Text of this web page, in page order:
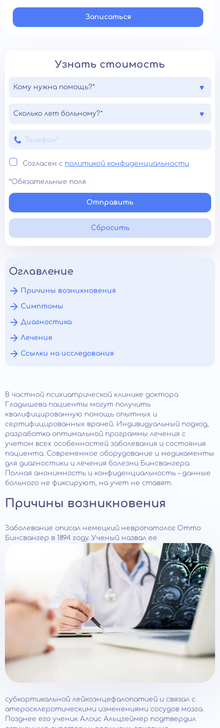
Записатьcя
Узнать стоимость
Кому нужна помощь?*
Сколько лет больному?*
Согласен с политикой конфиденциальности
*Обязательные поля
Отправить
Сбросить
Оглавление
Причины возникновения
Симптомы
Диагностика
Лечение
Ссылки на исследования
В частной психиатрической клинике доктора
Гладышева пациенты могут получить
квалифицированную помощь опытных и
сертифицированных врачей. Индивидуальный подход,
разработка оптимальной программы лечения с
учетом всех особенностей заболевания и состояния
пациента. Современное оборудование и медикаменты
для диагностики и лечения болезни Бинсвангера.
Полная анонимность и конфиденциальность – данные
больного не фиксируют, на учет не ставят.
Причины возникновения
Заболевание описал немецкий невропатолог Отто
Бинсвангер в 1894 году. Ученый назвал ее
субкортикальной лейкоэнцефалопатией и связал с
атеросклеротическими изменениями сосудов мозга.
Позднее его ученик Алоис Альцгеймер подтвердил